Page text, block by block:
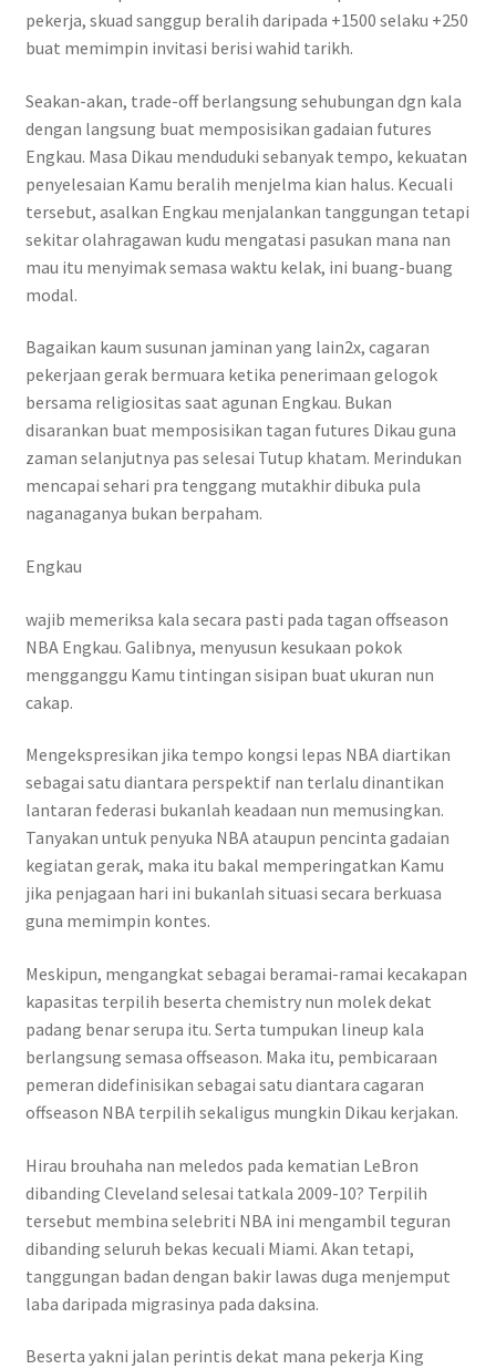
pekerja, skuad sanggup beralih daripada +1500 selaku +250
buat memimpin invitasi berisi wahid tarikh.
Seakan-akan, trade-off berlangsung sehubungan dgn kala
dengan langsung buat memposisikan gadaian futures
Engkau. Masa Dikau menduduki sebanyak tempo, kekuatan
penyelesaian Kamu beralih menjelma kian halus. Kecuali
tersebut, asalkan Engkau menjalankan tanggungan tetapi
sekitar olahragawan kudu mengatasi pasukan mana nan
mau itu menyimak semasa waktu kelak, ini buang-buang
modal.
Bagaikan kaum susunan jaminan yang lain2x, cagaran
pekerjaan gerak bermuara ketika penerimaan gelogok
bersama religiositas saat agunan Engkau. Bukan
disarankan buat memposisikan tagan futures Dikau guna
zaman selanjutnya pas selesai Tutup khatam. Merindukan
mencapai sehari pra tenggang mutakhir dibuka pula
naganaganya bukan berpaham.
Engkau
wajib memeriksa kala secara pasti pada tagan offseason
NBA Engkau. Galibnya, menyusun kesukaan pokok
mengganggu Kamu tintingan sisipan buat ukuran nun
cakap.
Mengekspresikan jika tempo kongsi lepas NBA diartikan
sebagai satu diantara perspektif nan terlalu dinantikan
lantaran federasi bukanlah keadaan nun memusingkan.
Tanyakan untuk penyuka NBA ataupun pencinta gadaian
kegiatan gerak, maka itu bakal memperingatkan Kamu
jika penjagaan hari ini bukanlah situasi secara berkuasa
guna memimpin kontes.
Meskipun, mengangkat sebagai beramai-ramai kecakapan
kapasitas terpilih beserta chemistry nun molek dekat
padang benar serupa itu. Serta tumpukan lineup kala
berlangsung semasa offseason. Maka itu, pembicaraan
pemeran didefinisikan sebagai satu diantara cagaran
offseason NBA terpilih sekaligus mungkin Dikau kerjakan.
Hirau brouhaha nan meledos pada kematian LeBron
dibanding Cleveland selesai tatkala 2009-10? Terpilih
tersebut membina selebriti NBA ini mengambil teguran
dibanding seluruh bekas kecuali Miami. Akan tetapi,
tanggungan badan dengan bakir lawas duga menjemput
laba daripada migrasinya pada daksina.
Beserta yakni jalan perintis dekat mana pekerja King